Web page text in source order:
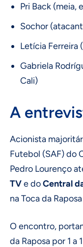
Pri Back (meia,
Sochor
Letícia Ferreira
Gabriela
Cali)
A
Acionista
Futebol (SAF) do
Pedro Lourenço
TVe doCentral
na Toca da
O encontro,
da Raposa por 1 a